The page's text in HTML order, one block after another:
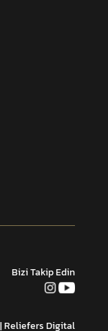
Bizi Takip Edin
| Reliefers Digital